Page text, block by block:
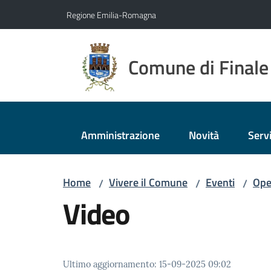
Regione Emilia-Romagna
Comune di
Amministrazione Novità
Home / Vivere il Comune / Eventi /
Video
Ultimo aggiornamento: 15-09-2025 09:02